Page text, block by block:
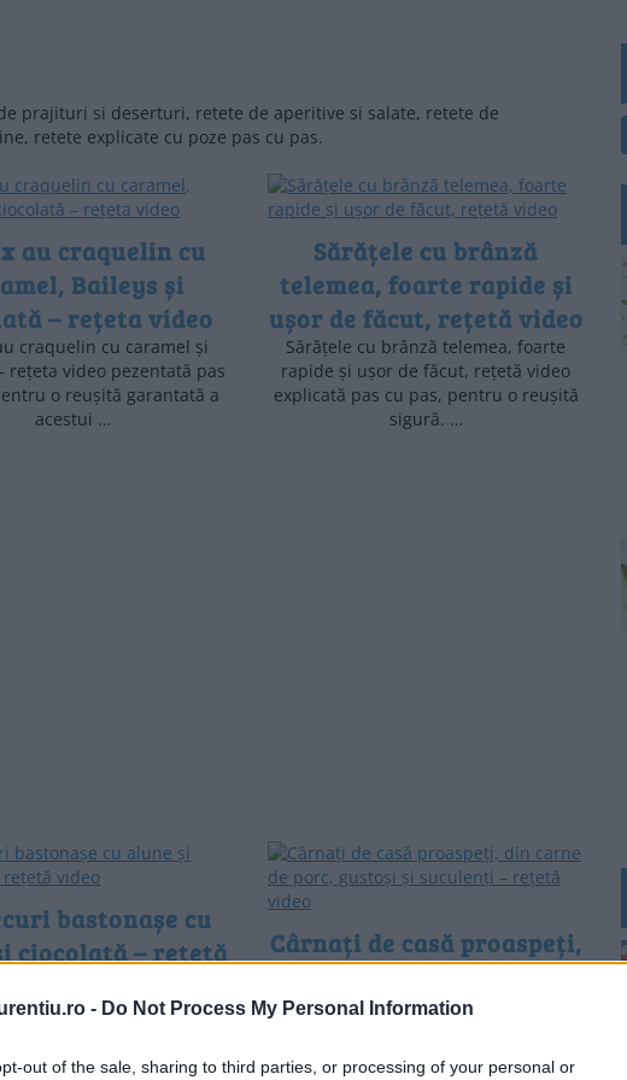
- Do Not Process My Personal Information
out of the sale, sharing to third parties, or processing of your personal or
prajituri si deserturi, retete de aperitive si salate, retete de
retete explicate cu poze pas cu pas.
au craquelin cu
Baileys și
– rețeta video
craquelin cu caramel și
rețeta video pezentată pas
o reușită garantată a
acestui …
Sărățele cu brânză
telemea, foarte rapide și
ușor de făcut, rețetă video
Sărățele cu brânză telemea, foarte
rapide și ușor de făcut, rețetă video
explicată pas cu pas, pentru o reușită
sigură. …
bastonașe cu
ciocolată – rețetă
bastonașe cu alune și
reușită perfectă. Ghid de
Cârnați de casă proaspeți,
din carne de porc, gustoși
și suculenți – rețetă video
de porc, gustoși și suculenți – rețetă